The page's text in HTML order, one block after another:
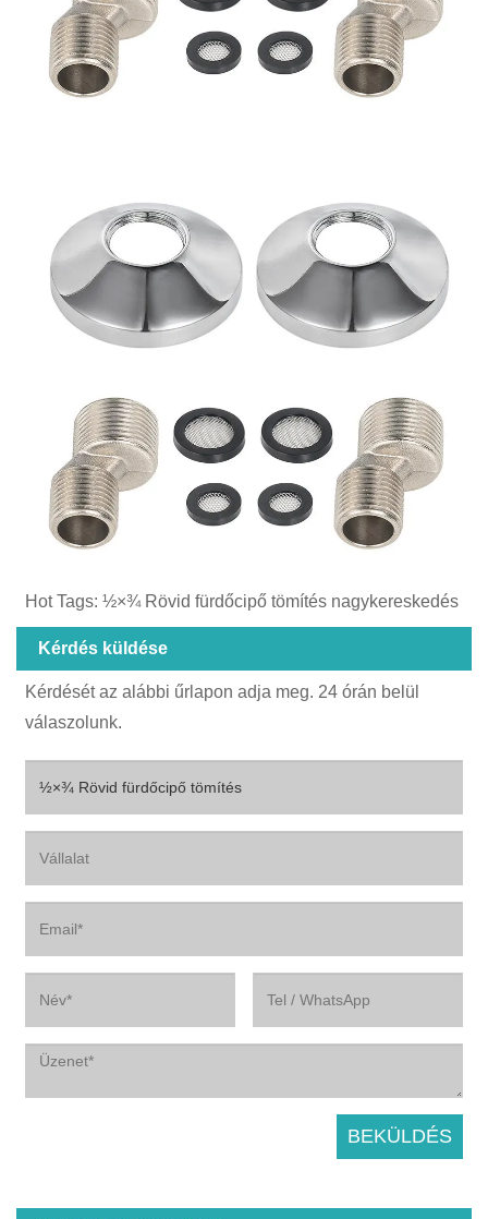
Hot Tags: ½×¾‌ Rövid fürdőcipő tömítés nagykereskedés
Kérdés küldése
Kérdését az alábbi űrlapon adja meg. 24 órán belül
válaszolunk.